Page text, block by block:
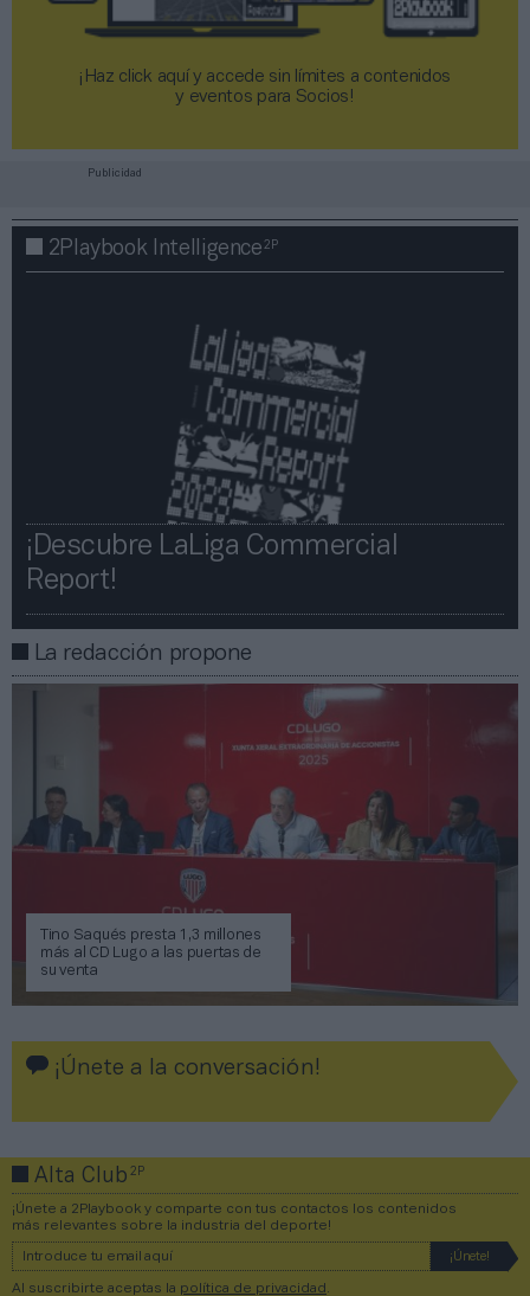
¡Haz click aquí y accede sin límites a contenidos
y eventos para Socios!​​​​​​​
Publicidad
2Playbook Intelligence2P
¡Descubre LaLiga Commercial
Report!​​
La redacción propone
Tino Saqués presta 1,3 millones
más al CD Lugo a las puertas de
su venta
¡Únete a la conversación!
Alta Club2P
¡Únete a 2Playbook y comparte con tus contactos los contenidos
más relevantes sobre la industria del deporte!
Al suscribirte aceptas la política de privacidad .